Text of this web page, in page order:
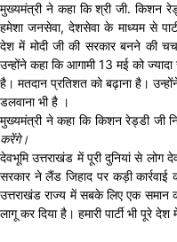
मुख्यमंत्री ने कहा कि श्री जी. किशन
हमेशा जनसेवा, देशसेवा के माध्यम से
देश में मोदी जी की सरकार बनने की
उन्होंने कहा कि आगामी 13 मई को
है। मतदान प्रतिशत को बढ़ाना है।
डलवाना भी है ।
मुख्यमंत्री ने कहा कि किशन रेड्डी जी
करेंगे।
देवभूमि उत्तराखंड में पूरी दुनियां से लोग
सरकार ने लैंड जिहाद पर कड़ी
उत्तराखंड राज्य में सबके लिए एक समान
लागू कर दिया है। हमारी पार्टी भी पूरे